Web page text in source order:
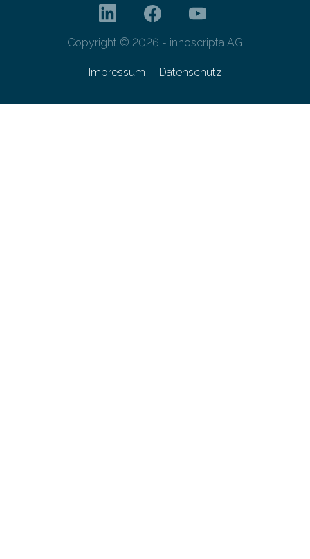
Copyright © 2026 - innoscripta AG
Impressum Datenschutz